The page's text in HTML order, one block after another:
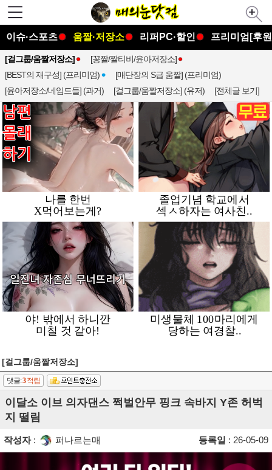
이슈·스포츠 움짤·저장소 리퍼PC·할인 프리미엄[후
[걸그룹/움짤저장소]
[꽁짤/짤티비/윤아저장소]
[BEST의 재구성] (프리미엄)
[매단장의 S급 움짤] (프리미엄)
[윤아저장소/네임드들] (과거)
[걸그룹/움짤저장소] (유저) [전체글 보기]
[걸그룹/움짤저장소]
댓글:3적립
이달소 이브 의자댄스 쩍벌안무 핑크 속바지 Y존 허벅
지 떨림
작성자: 퍼나르는매 등록일 : 26-05-09